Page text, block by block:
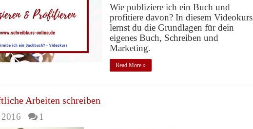
Wie publiziere ich ein Buch und
profitiere davon? In diesem Videokurs
lernst du die Grundlagen für dein
eigenes Buch, Schreiben und
Marketing.
Read More »
Arbeiten schreiben
1